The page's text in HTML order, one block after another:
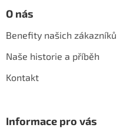
O nás
Benefity našich zákazníků
Naše historie a příběh
Kontakt
Informace pro vás